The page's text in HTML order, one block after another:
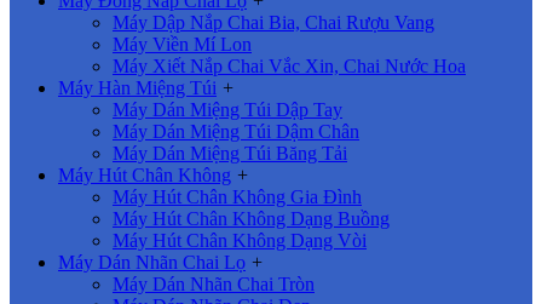
Máy Dập Nắp Chai Bia, Chai Rượu Vang
Máy Viền Mí Lon
Máy Xiết Nắp Chai Vắc Xin, Chai Nước Hoa
Máy Hàn Miệng Túi +
Máy Dán Miệng Túi Dập Tay
Máy Dán Miệng Túi Dậm Chân
Máy Dán Miệng Túi Băng Tải
Máy Hút Chân Không +
Máy Hút Chân Không Gia Đình
Máy Hút Chân Không Dạng Buồng
Máy Hút Chân Không Dạng Vòi
Máy Dán Nhãn Chai Lọ +
Máy Dán Nhãn Chai Tròn